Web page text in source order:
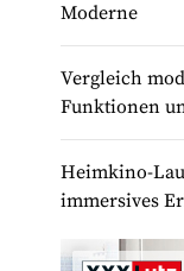
Moderne
Vergleich
Funktionen
Heimkino-
immersives